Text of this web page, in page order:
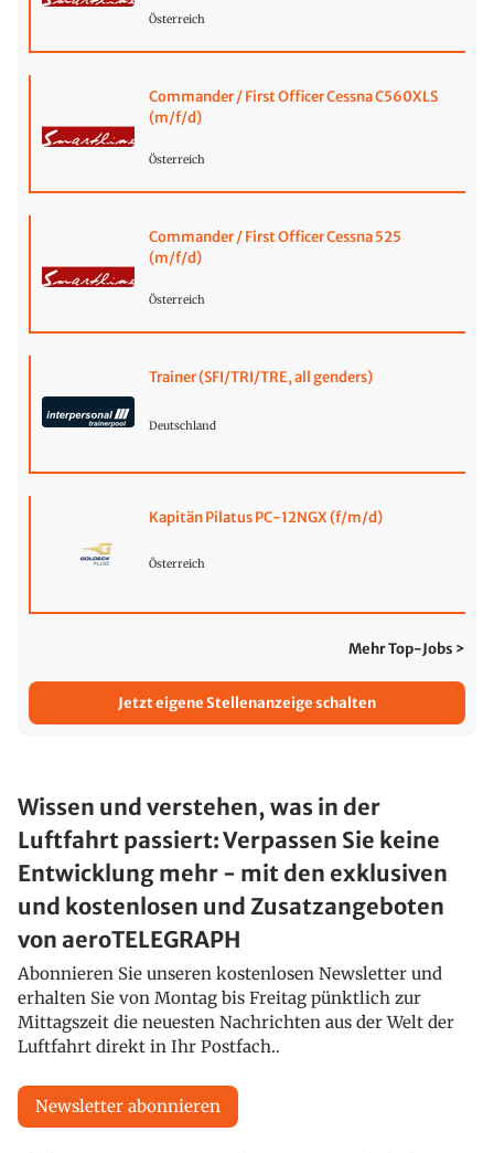
Österreich
Commander / First Officer Cessna C560XLS
(m/f/d)
Österreich
Commander / First Officer Cessna 525
(m/f/d)
Österreich
Trainer (SFI/TRI/TRE, all genders)
Deutschland
Kapitän Pilatus PC-12NGX (f/m/d)
Österreich
Mehr Top-Jobs >
Jetzt eigene Stellenanzeige schalten
Wissen und verstehen, was in der
Luftfahrt passiert: Verpassen Sie keine
Entwicklung mehr - mit den exklusiven
und kostenlosen und Zusatzangeboten
von aeroTELEGRAPH
Abonnieren Sie unseren kostenlosen Newsletter und
erhalten Sie von Montag bis Freitag pünktlich zur
Mittagszeit die neuesten Nachrichten aus der Welt der
Luftfahrt direkt in Ihr Postfach..
Newsletter abonnieren